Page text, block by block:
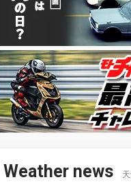
Weather news